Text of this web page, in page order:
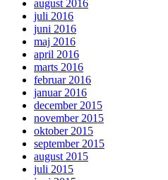
august 2016
juli 2016
juni 2016
maj 2016
april 2016
marts 2016
februar 2016
januar 2016
december 2015
november 2015
oktober 2015
september 2015
august 2015
juli 2015